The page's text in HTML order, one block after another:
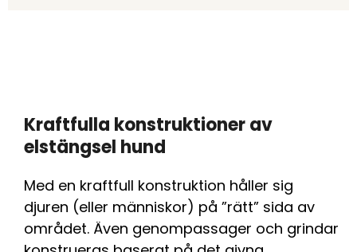
Kraftfulla konstruktioner av
elstängsel hund
Med en kraftfull konstruktion håller sig
djuren (eller människor) på ”rätt” sida av
området. Även genompassager och grindar